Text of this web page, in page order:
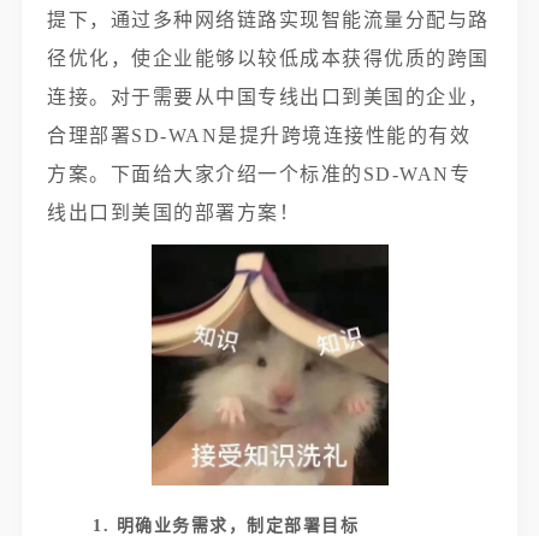
提下，通过多种网络链路实现智能流量分配与路
径优化，使企业能够以较低成本获得优质的跨国
连接。对于需要从中国专线出口到美国的企业，
合理部署SD-WAN是提升跨境连接性能的有效
方案。下面给大家介绍一个标准的SD-WAN专
线出口到美国的部署方案！
1. 明确业务需求，制定部署目标